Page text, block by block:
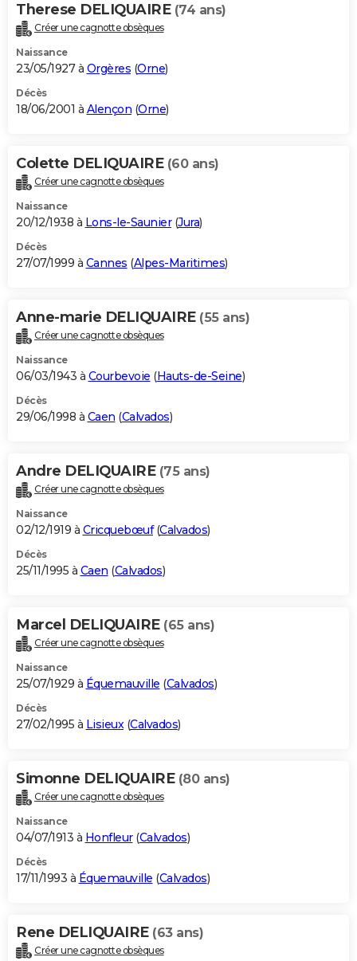
Therese DELIQUAIRE (74 ans)
Créer une cagnotte obsèques
Naissance
23/05/1927 à Orgères (Orne)
Décès
18/06/2001 à Alençon (Orne)
Colette DELIQUAIRE (60 ans)
Créer une cagnotte obsèques
Naissance
20/12/1938 à Lons-le-Saunier(Jura)
Décès
27/07/1999 à Cannes (Alpes-Maritimes)
Anne-marie DELIQUAIRE (55 ans)
Créer une cagnotte obsèques
Naissance
06/03/1943 à Courbevoie (Hauts-de-Seine)
Décès
29/06/1998 à Caen (Calvados)
Andre DELIQUAIRE (75 ans)
Créer une cagnotte obsèques
Naissance
02/12/1919 à Cricquebœuf(Calvados)
Décès
25/11/1995 à Caen (Calvados)
Marcel DELIQUAIRE (65 ans)
Créer une cagnotte obsèques
Naissance
25/07/1929 à Équemauville (Calvados)
Décès
27/02/1995 à Lisieux(Calvados)
Simonne DELIQUAIRE (80 ans)
Créer une cagnotte obsèques
Naissance
04/07/1913 à Honfleur(Calvados)
Décès
17/11/1993 à Équemauville (Calvados)
Rene DELIQUAIRE (63 ans)
Créer une cagnotte obsèques